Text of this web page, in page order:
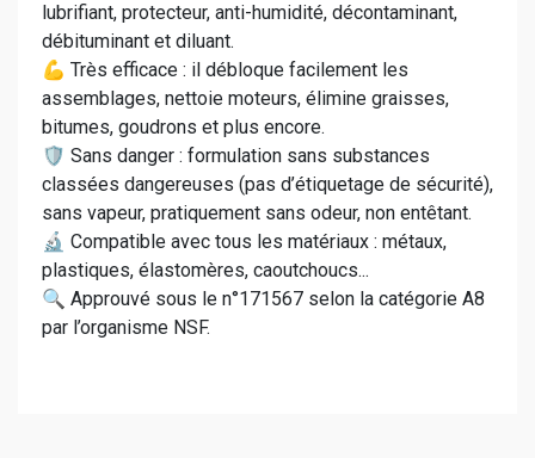
lubrifiant, protecteur, anti-humidité, décontaminant,
débituminant et diluant.
💪 Très efficace : il débloque facilement les
assemblages, nettoie moteurs, élimine graisses,
bitumes, goudrons et plus encore.
🛡️ Sans danger : formulation sans substances
classées dangereuses (pas d’étiquetage de sécurité),
sans vapeur, pratiquement sans odeur, non entêtant.
🔬 Compatible avec tous les matériaux : métaux,
plastiques, élastomères, caoutchoucs...
🔍 Approuvé sous le n°171567 selon la catégorie A8
par l’organisme NSF.